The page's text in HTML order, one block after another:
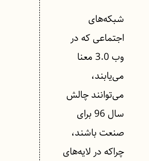
شبکه‌های
اجتماعی که در
وب 3.0 معنا
می‌یابند،
می‌توانند چالش
سال 96 برای
صنعت باشند،
چراکه در لایه‌های